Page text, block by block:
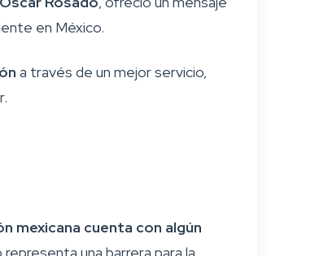
en México.
a través de un mejor servicio,
mexicana cuenta con algún